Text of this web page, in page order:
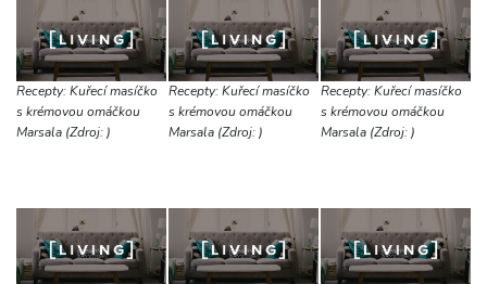
Recepty: Kuřecí masíčko
s krémovou omáčkou
Marsala (Zdroj: )
Recepty: Kuřecí masíčko
s krémovou omáčkou
Marsala (Zdroj: )
Recepty: Kuřecí masíčko
s krémovou omáčkou
Marsala (Zdroj: )